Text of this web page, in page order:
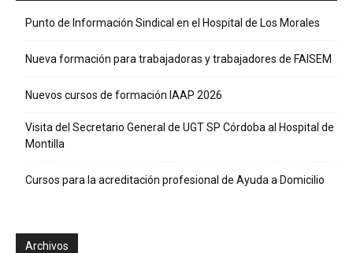
Punto de Información Sindical en el Hospital de Los Morales
Nueva formación para trabajadoras y trabajadores de FAISEM
Nuevos cursos de formación IAAP 2026
Visita del Secretario General de UGT SP Córdoba al Hospital de
Montilla
Cursos para la acreditación profesional de Ayuda a Domicilio
Archivos